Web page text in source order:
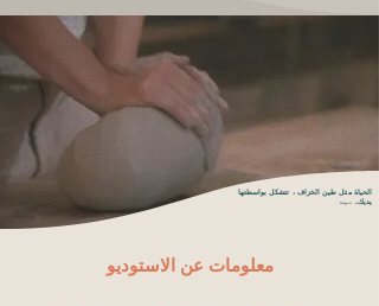
الحياة مثل طين الخزاف ، تتشكل بواسطتها
يديك.
-تنوجة
معلومات عن الاستوديو